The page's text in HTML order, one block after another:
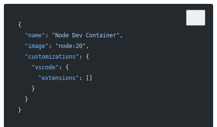
{
  "name"
: "Node Dev Container" ,
  "image"
: "node:20" ,
  "customizations"
: {
    "vscode"
: {
      "extensions"
: []
    }
  }
}